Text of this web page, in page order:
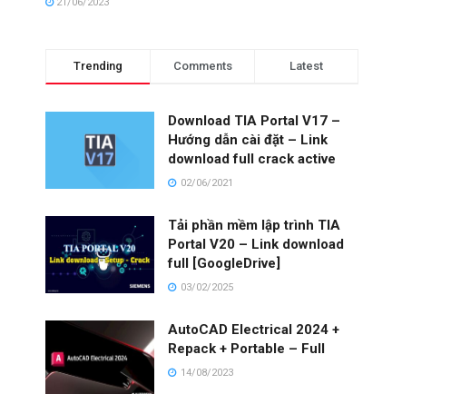
Trending Comments Latest
Download TIA Portal V17 –
Hướng dẫn cài đặt – Link
download full crack active
02/06/2021
Tải phần mềm lập trình TIA
Portal V20 – Link download
full [GoogleDrive]
03/02/2025
AutoCAD Electrical 2024 +
Repack + Portable – Full
14/08/2023